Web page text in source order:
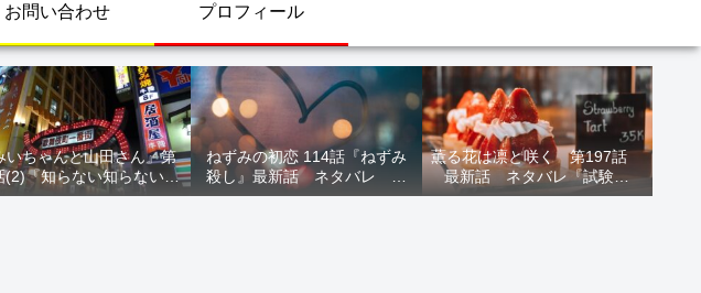
お問い合わせ プロフィール
いちゃんと山田さん』第
(2)『知らない知らない知
い』最新話 ネタバレ 犯
ねずみの初恋 114話『ねずみ
殺し』最新話 ネタバレ 水
鳥死亡 鯆を殺すか
薫る花は凛と咲く 第197話
最新話 ネタバレ『試験結
果』